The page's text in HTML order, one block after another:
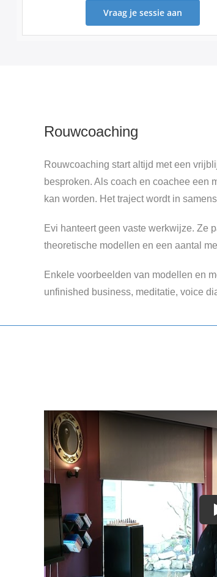
Vraag je sessie aan
Rouwcoaching
Rouwcoaching start altijd met een
besproken. Als coach en coachee een
kan worden. Het traject wordt in
Evi hanteert geen vaste werkwijze. Ze
theoretische modellen en een aantal
Enkele voorbeelden van modellen en
unfinished business, meditatie, voice